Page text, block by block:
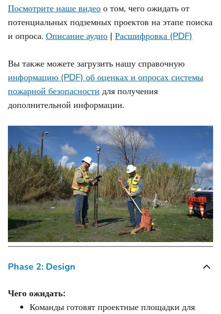
Посмотрите наше видео о том, чего ожидать от
потенциальных подземных проектов на этапе поиска
и опроса. Описание аудио | Расшифровка (PDF)
Вы также можете загрузить нашу справочную
информацию (PDF) об оценках и опросах системы
пожарной безопасности для получения
дополнительной информации.
Phase 2: Design
Чего ожидать:
Команды готовят проектные площадки для